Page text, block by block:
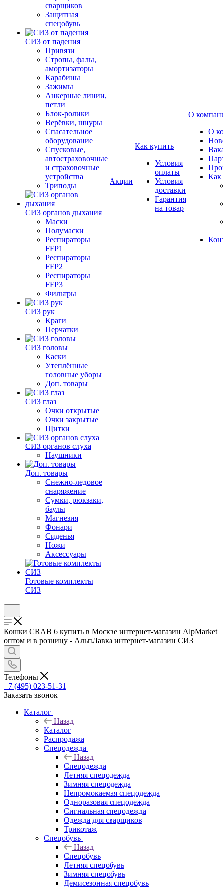
сварщиков
Защитная
спецобувь
СИЗ от падения
Привязи
Стропы, фалы,
амортизаторы
Карабины
Зажимы
Анкерные линии,
петли
Блок-ролики
Верёвки, шнуры
Спасательное
оборудование
Спусковые,
автостраховочные
и страховочные
устройства
Триподы
СИЗ органов дыхания
Маски
Полумаски
Респираторы
FFP1
Респираторы
FFP2
Респираторы
FFP3
Фильтры
СИЗ рук
Краги
Перчатки
СИЗ головы
Каски
Утеплённые
головные уборы
Доп. товары
СИЗ глаз
Очки открытые
Очки закрытые
Щитки
СИЗ органов слуха
Наушники
Доп. товары
Снежно-ледовое
снаряжение
Сумки, рюкзаки,
баулы
Магнезия
Фонари
Сиденья
Ножи
Аксессуары
Готовые комплекты
СИЗ
Акции
Как купить
Условия
оплаты
Условия
доставки
Гарантия
на товар
О
О
Как
Кошки CRAB 6 купить в Москве интернет-магазин AlpMarket
оптом и в розницу - АльпЛавка интернет-магазин СИЗ
Телефоны
+7 (495) 023-51-31
Заказать звонок
Каталог
Назад
Каталог
Распродажа
Спецодежда
Назад
Спецодежда
Летняя спецодежда
Зимняя спецодежда
Непромокаемая спецодежда
Одноразовая спецодежда
Сигнальная спецодежда
Одежда для сварщиков
Трикотаж
Спецобувь
Назад
Спецобувь
Летняя спецобувь
Зимняя спецобувь
Демисезонная спецобувь